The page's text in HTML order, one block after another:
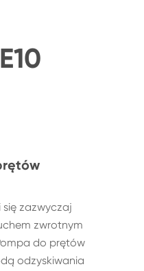
zazwyczaj
zwrotnym
do prętów
odzyskiwania